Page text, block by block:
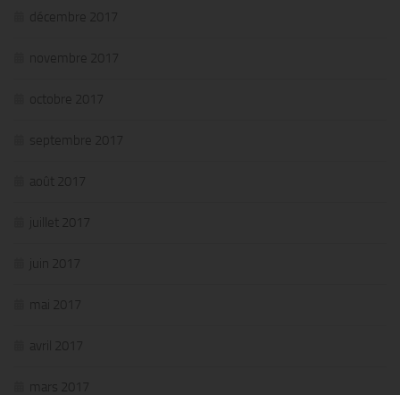
décembre 2017
novembre 2017
octobre 2017
septembre 2017
août 2017
juillet 2017
juin 2017
mai 2017
avril 2017
mars 2017